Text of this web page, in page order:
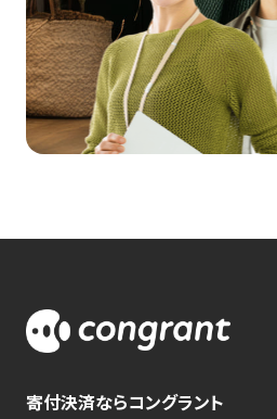
寄付決済ならコングラント